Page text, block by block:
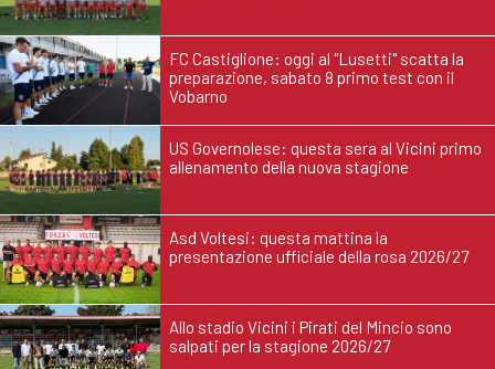
FC Castiglione: oggi al "Lusetti" scatta la
preparazione, sabato 8 primo test con il
Vobarno
US Governolese: questa sera al Vicini primo
allenamento della nuova stagione
Asd Voltesi: questa mattina la
presentazione ufficiale della rosa 2026/27
Allo stadio Vicini i Pirati del Mincio sono
salpati per la stagione 2026/27